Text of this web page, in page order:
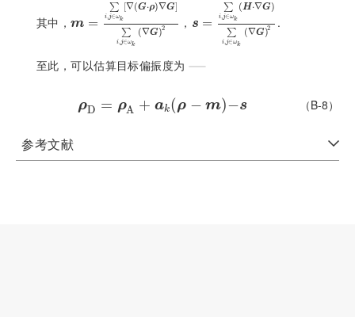
其中，m =
∑
i, j∈ωk
[∇(G⋅ρ)∇G]
∑
i, j∈ωk
(∇G)2
m= ∑i, ∈ωk∇G⋅ρ∇G∑i, ∈ ω k∇ G2
， s =
∑
i j∈ωk
(H⋅∇G)
∑
i j∈ωk
(∇G)2
s=∑i j∈ωkH⋅∇G∑ i,.
至此，可以估算目标偏振度为
ρD = ρA + ak(ρ − m)−s
ρD =ρA+akρ- m- s （B-8）
参考文献